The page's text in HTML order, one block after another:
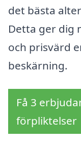
det bästa
Detta ger dig
och prisvärd
beskärning.
Få 3
förpliktelser